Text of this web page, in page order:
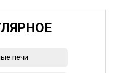
печи